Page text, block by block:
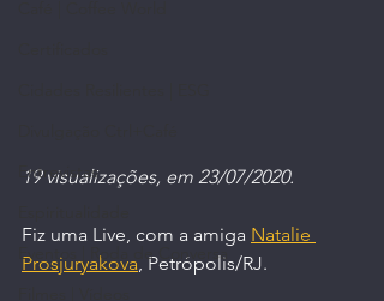
Entrevistas
Eventos | Roda de Conversa
19 visualizações, em 23/07/2020.
Fiz uma Live, com a amiga Natalie
Prosjuryakova , Petrópolis/RJ.